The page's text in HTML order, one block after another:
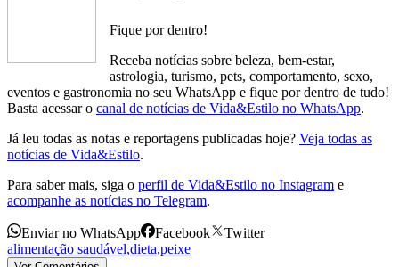
Fique por dentro!
Receba notícias sobre beleza, bem-estar,
astrologia, turismo, pets, comportamento, sexo,
eventos e gastronomia no seu WhatsApp e fique por dentro de tudo!
Basta acessar o canal de notícias de Vida&Estilo no WhatsApp.
Já leu todas as notas e reportagens publicadas hoje? Veja todas as
notícias de Vida&Estilo.
Para saber mais, siga o perfil de Vida&Estilo no Instagram e
acompanhe as notícias no Telegram.
Enviar no WhatsApp Facebook
Twitter
alimentação saudável,dieta,peixe